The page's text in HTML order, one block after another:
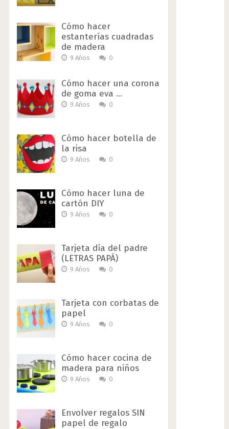
Cómo hacer
estanterías cuadradas
de madera
9 Años 0
Cómo hacer una corona
de goma eva …
9 Años 0
Cómo hacer botella de
la risa
9 Años 0
Cómo hacer luna de
cartón DIY
9 Años 0
Tarjeta día del padre
(LETRAS PAPÁ)
9 Años 0
Tarjeta con corbatas de
papel
9 Años 0
Cómo hacer cocina de
madera para niños
9 Años 0
Envolver regalos SIN
papel de regalo